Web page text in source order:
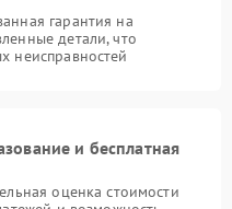
гарантия на
детали, что
неисправностей
и бесплатная
оценка стоимости